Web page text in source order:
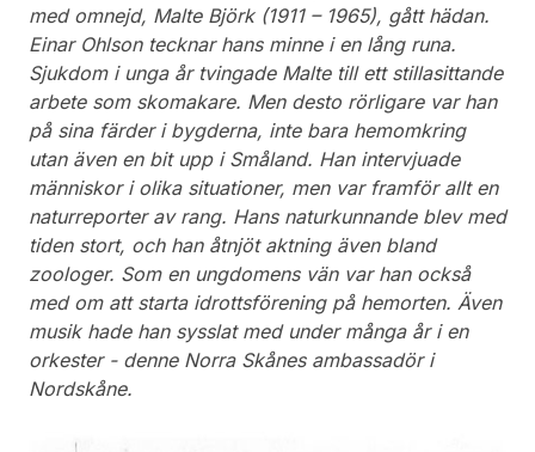
med omnejd, Malte Björk (1911 – 1965), gått hädan.
Einar Ohlson tecknar hans minne i en lång runa.
Sjukdom i unga år tvingade Malte till ett stillasittande
arbete som skomakare. Men desto rörligare var han
på sina färder i bygderna, inte bara hemomkring
utan även en bit upp i Småland. Han intervjuade
människor i olika situationer, men var framför allt en
naturreporter av rang. Hans naturkunnande blev med
tiden stort, och han åtnjöt aktning även bland
zoologer. Som en ungdomens vän var han också
med om att starta idrottsförening på hemorten. Även
musik hade han sysslat med under många år i en
orkester - denne Norra Skånes ambassadör i
Nordskåne.